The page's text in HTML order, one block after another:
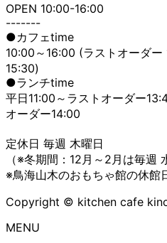
OPEN 10:00-16:00
-------
●カフェtime
10:00～16:00 (ラストオーダ
15:30)
●ランチtime
平日11:00～ラストオーダー
オーダー14:00
定休日 毎週 木曜日
（※冬期間：12月～2月は毎週
※鳥海山木のおもちゃ館の休館
Copyright © kitchen cafe
MENU